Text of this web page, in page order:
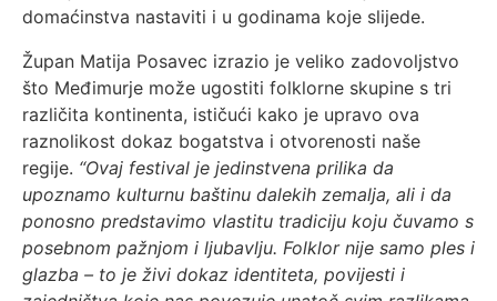
domaćinstva nastaviti i u godinama koje slijede.
Župan Matija Posavec izrazio je veliko zadovoljstvo
što Međimurje može ugostiti folklorne skupine s tri
različita kontinenta, ističući kako je upravo ova
raznolikost dokaz bogatstva i otvorenosti naše
regije. “Ovaj festival je jedinstvena prilika da
upoznamo kulturnu baštinu dalekih zemalja, ali i da
ponosno predstavimo vlastitu tradiciju koju čuvamo s
posebnom pažnjom i ljubavlju. Folklor nije samo ples i
glazba – to je živi dokaz identiteta, povijesti i